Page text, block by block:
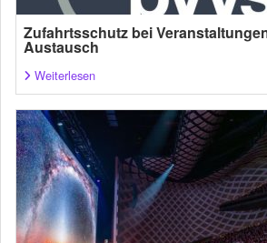
Zufahrtsschutz bei
Austausch
Weiterlesen